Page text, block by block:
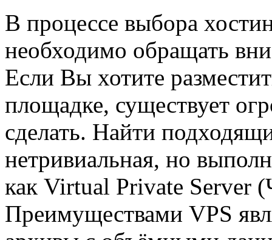
В процессе выбора
необходимо обращать
Если Вы хотите
площадке, существует
сделать. Найти
нетривиальная, но
как Virtual Private Server
Преимуществами VPS